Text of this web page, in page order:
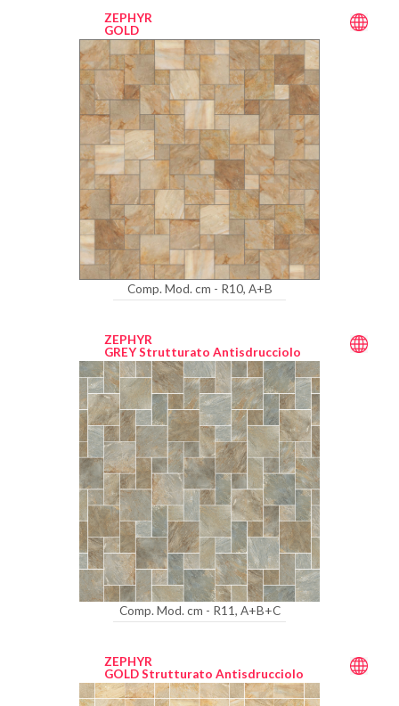
ZEPHYR
GOLD
Comp. Mod. cm - R10, A+B
ZEPHYR
GREY Strutturato Antisdrucciolo
Comp. Mod. cm - R11, A+B+C
ZEPHYR
GOLD Strutturato Antisdrucciolo